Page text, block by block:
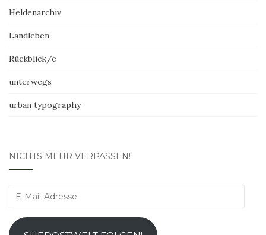
Heldenarchiv
Landleben
Rückblick/e
unterwegs
urban typography
NICHTS MEHR VERPASSEN!
E-
Adresse